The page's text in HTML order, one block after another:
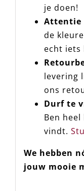
je doen!
Attentie
de
echt iets
levering
ons
Durf te
Ben
vindt.
We hebben
jouw mooie